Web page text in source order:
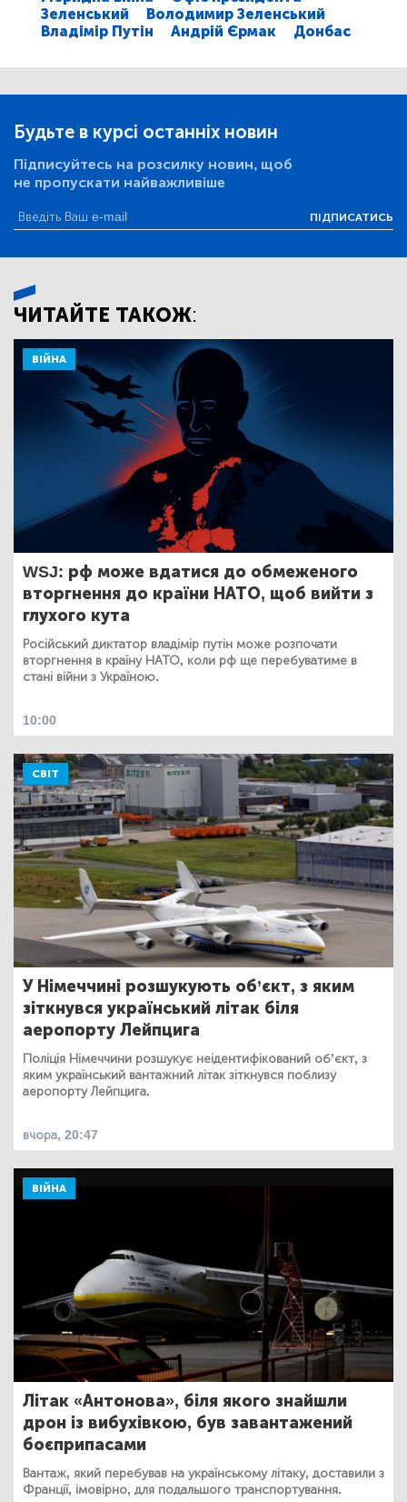
Зеленський
Володимир Зеленський
Владімір Путін
Андрій Єрмак Донбас
Будьте в курсі останніх новин
Підписуйтесь на розсилку новин, щоб
не пропускати найважливіше
ПІДПИСАТИСЬ
ЧИТАЙТЕ ТАКОЖ:
ВІЙНА
WSJ: рф може вдатися до обмеженого
вторгнення до країни НАТО, щоб вийти з
глухого кута
Російський диктатор владімір путін може розпочати
вторгнення в країну НАТО, коли рф ще перебуватиме в
стані війни з Україною.
10:00
СВІТ
У Німеччині розшукують об’єкт, з яким
зіткнувся український літак біля
аеропорту Лейпцига
Поліція Німеччини розшукує неідентифікований об’єкт, з
яким український вантажний літак зіткнувся поблизу
аеропорту Лейпцига.
вчора, 20:47
ВІЙНА
Літак «Антонова», біля якого знайшли
дрон із вибухівкою, був завантажений
боєприпасами
Вантаж, який перебував на українському літаку, доставили з
Франції, імовірно, для подальшого транспортування.